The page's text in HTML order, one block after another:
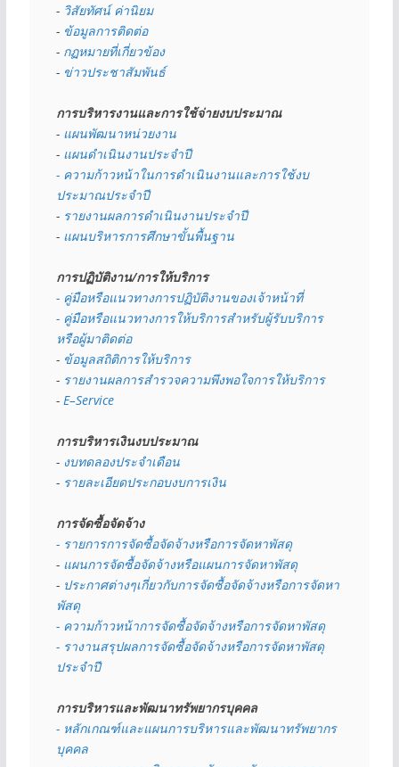
- วิสัยทัศน์ ค่านิยม
- ข้อมูลการติดต่อ
- กฏหมายที่เกี่ยวข้อง
- ข่าวประชาสัมพันธ์
การบริหารงานและการใช้จ่ายงบประมาณ
- แผนพัฒนาหน่วยงาน
- แผนดำเนินงานประจำปี
- ความก้าวหน้าในการดำเนินงานและการใช้งบ
ประมาณประจำปี
- รายงานผลการดำเนินงานประจำปี
- แผนบริหารการศึกษาขั้นพื้นฐาน
การปฏิบัติงาน/การให้บริการ
- คู่มือหรือแนวทางการปฏิบัติงานของเจ้าหน้าที่
- คู่มือหรือแนวทางการให้บริการสำหรับผู้รับบริการ
หรือผู้มาติดต่อ
- ข้อมูลสถิติการให้บริการ
- รายงานผลการสำรวจความพึงพอใจการให้บริการ
- E–Service
การบริหารเงินงบประมาณ
- งบทดลองประจำเดือน
- รายละเอียดประกอบงบการเงิน
การจัดซื้อจัดจ้าง
- รายการการจัดซื้อจัดจ้างหรือการจัดหาพัสดุ
- แผนการจัดซื้อจัดจ้างหรือแผนการจัดหาพัสดุ
- ประกาศต่างๆเกี่ยวกับการจัดซื้อจัดจ้างหรือการจัดหา
พัสดุ
- ความก้าวหน้าการจัดซื้อจัดจ้างหรือการจัดหาพัสดุ
- รางานสรุปผลการจัดซื้อจัดจ้างหรือการจัดหาพัสดุ
ประจำปี
การบริหารและพัฒนาทรัพยากรบุคคล
- หลักเกณฑ์และแผนการบริหารและพัฒนาทรัพยากร
บุคคล